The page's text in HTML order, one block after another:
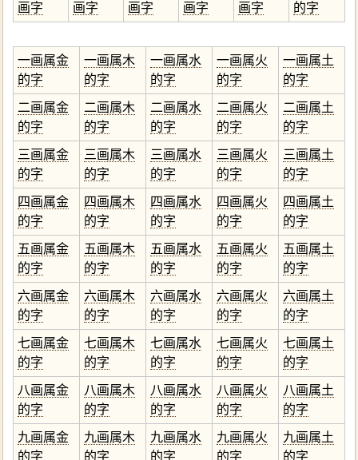
画字
画字
画字
画字
画字
的字
一画属金
的字
一画属木
的字
一画属水
的字
一画属火
的字
一画属土
的字
二画属金
的字
二画属木
的字
二画属水
的字
二画属火
的字
二画属土
的字
三画属金
的字
三画属木
的字
三画属水
的字
三画属火
的字
三画属土
的字
四画属金
的字
四画属木
的字
四画属水
的字
四画属火
的字
四画属土
的字
五画属金
的字
五画属木
的字
五画属水
的字
五画属火
的字
五画属土
的字
六画属金
的字
六画属木
的字
六画属水
的字
六画属火
的字
六画属土
的字
七画属金
的字
七画属木
的字
七画属水
的字
七画属火
的字
七画属土
的字
八画属金
的字
八画属木
的字
八画属水
的字
八画属火
的字
八画属土
的字
九画属金
的字
九画属木
的字
九画属水
的字
九画属火
的字
九画属土
的字